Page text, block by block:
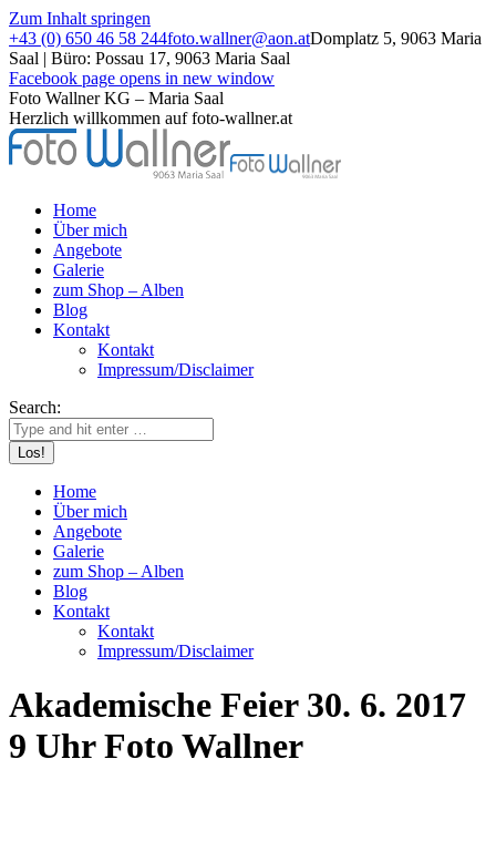
Zum Inhalt springen
+43 (0) 650 46 58 244foto.wallner@aon.atDomplatz 5, 9063 Maria
Saal | Büro: Possau 17, 9063 Maria Saal
Facebook page opens in new window
Foto Wallner KG – Maria Saal
Herzlich willkommen auf foto-wallner.at
Home
Über mich
Angebote
Galerie
zum Shop – Alben
Blog
Kontakt
Kontakt
Impressum/Disclaimer
Search:
Home
Über mich
Angebote
Galerie
zum Shop – Alben
Blog
Kontakt
Kontakt
Impressum/Disclaimer
Akademische Feier 30. 6. 2017
9 Uhr Foto Wallner